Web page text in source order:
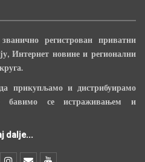
регистрован приватни
Интернет новине и регионални
прикупљамо и дистрибуирамо
бавимо се истраживањем и
dalje...